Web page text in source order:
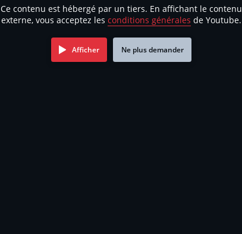
Ce contenu est hébergé par un tiers. En affichant le contenu
externe, vous acceptez les conditions générales de Youtube.
Afficher Ne plus demander